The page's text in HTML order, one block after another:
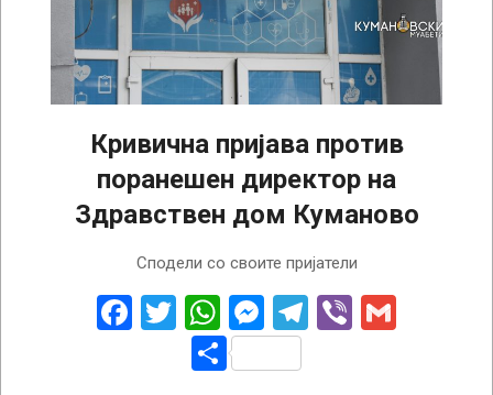
Кривична пријава против
поранешен директор на
Здравствен дом Куманово
Сподели со своите пријатели
Facebook
Twitter
WhatsApp
Messenger
Telegram
Viber
Share